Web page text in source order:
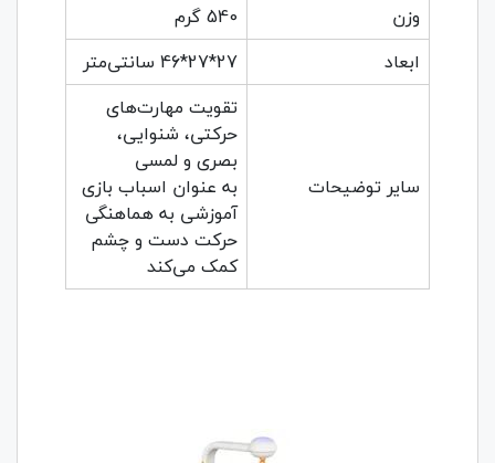
وزن
540 گرم
ابعاد
27*27*46 سانتی‌متر
سایر توضیحات
تقویت مهارت‌های
حرکتی، شنوایی،
بصری و لمسی
به عنوان اسباب بازی
آموزشی به هماهنگی
حرکت دست و چشم
کمک می‌کند